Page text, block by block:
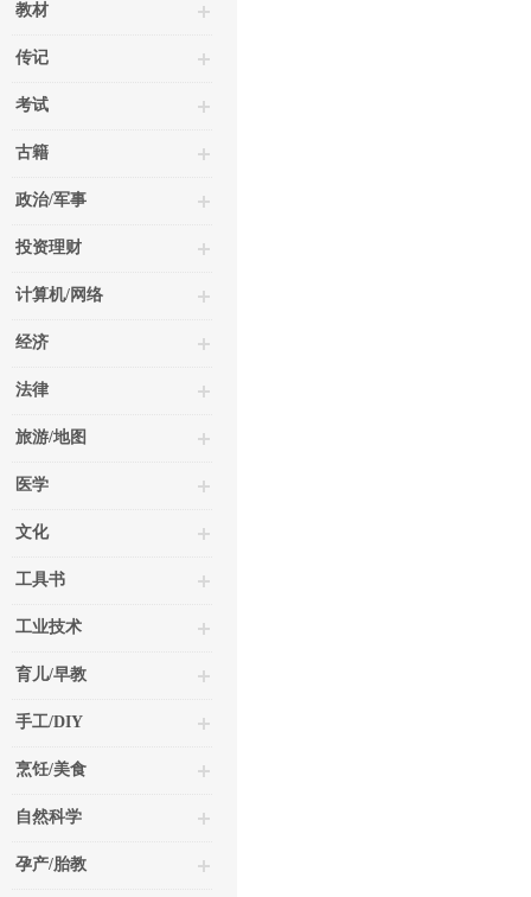
教材
传记
考试
古籍
政治/军事
投资理财
计算机/网络
经济
法律
旅游/地图
医学
文化
工具书
工业技术
育儿/早教
手工/DIY
烹饪/美食
自然科学
孕产/胎教